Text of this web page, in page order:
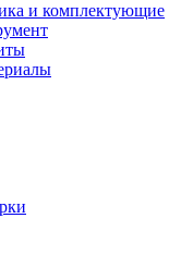
и комплектующие